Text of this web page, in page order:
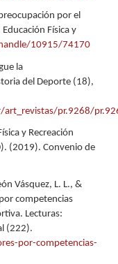
por el
Física y
10915/74170
la
del Deporte (18),
pr.9268/
y Recreación
(2019). Convenio de
Vásquez, L. L., &
competencias
Lecturas:
(222).
por-competencias-